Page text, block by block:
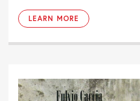
LEARN MORE